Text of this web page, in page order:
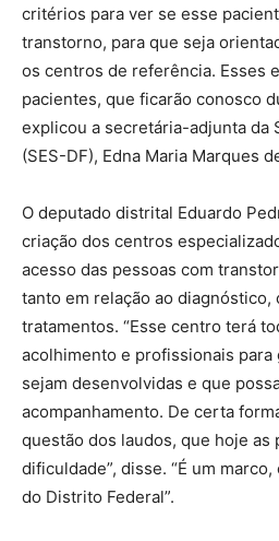
critérios para ver se esse
transtorno, para que seja
os centros de referência. Esses
pacientes, que ficarão conosco
explicou a secretária-adjunta da
(SES-DF), Edna Maria Marques
O deputado distrital Eduardo
criação dos centros
acesso das pessoas com
tanto em relação ao diagnóstico,
tratamentos. “Esse centro terá
acolhimento e profissionais para
sejam desenvolvidas e que
acompanhamento. De certa
questão dos laudos, que hoje as
dificuldade”, disse. “É um
do Distrito Federal”.